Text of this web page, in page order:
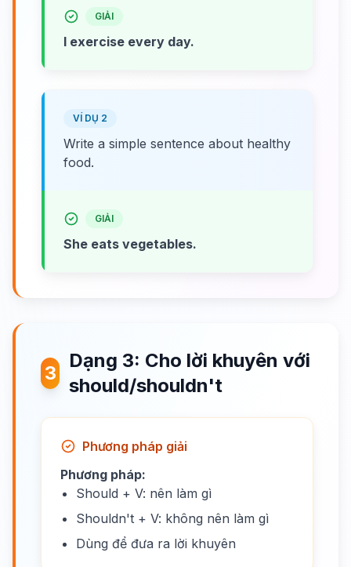
GIẢI
I exercise every day.
VÍ DỤ 2
Write a simple sentence about healthy
food.
GIẢI
She eats vegetables.
3
Dạng 3: Cho lời khuyên với
should/shouldn't
Phương pháp giải
Phương pháp:
Should + V: nên làm gì
Shouldn't + V: không nên làm gì
Dùng để đưa ra lời khuyên